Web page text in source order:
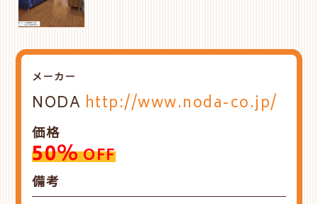
メーカー
NODA http://www.noda-co.jp/
価格
50%OFF
備考